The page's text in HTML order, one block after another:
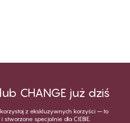
CHANGE już dziś
z ekskluzywnych korzyści – to
stworzone specjalnie dla CIEBIE.